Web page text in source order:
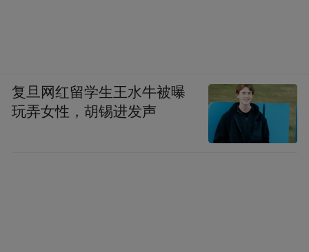
复旦网红留学生王水牛被曝
玩弄女性，胡锡进发声